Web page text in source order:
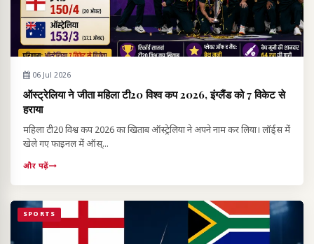
06 Jul 2026
ऑस्ट्रेलिया ने जीता महिला टी20 विश्व कप 2026, इंग्लैंड को 7 विकेट से
हराया
महिला टी20 विश्व कप 2026 का खिताब ऑस्ट्रेलिया ने अपने नाम कर लिया। लॉर्ड्स में
खेले गए फाइनल में ऑस्...
और पढ़ें
SPORTS